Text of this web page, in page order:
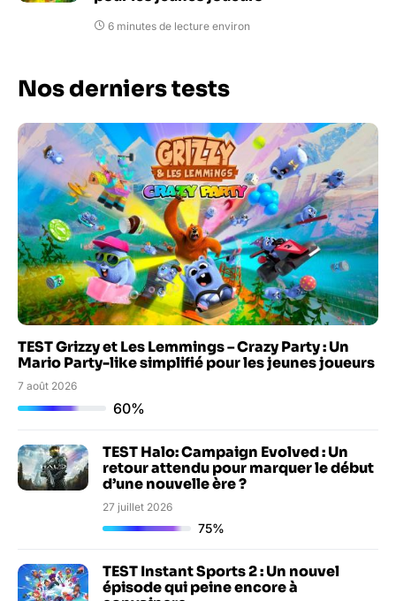
6 minutes de lecture environ
Nos derniers tests
TEST Grizzy et Les Lemmings – Crazy Party : Un
Mario Party-like simplifié pour les jeunes joueurs
7 août 2026
60%
TEST Halo: Campaign Evolved : Un
retour attendu pour marquer le début
d’une nouvelle ère ?
27 juillet 2026
75%
TEST Instant Sports 2 : Un nouvel
épisode qui peine encore à